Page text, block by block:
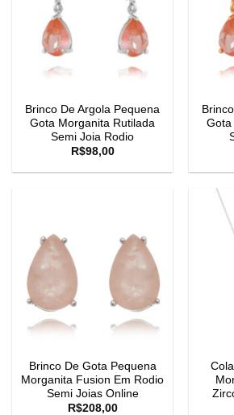
Brinco De Argola Pequena
Gota Morganita Rutilada
Semi Joia Rodio
R$98,00
Gota
Brinco De Gota Pequena
Morganita Fusion Em Rodio
Semi Joias Online
R$208,00